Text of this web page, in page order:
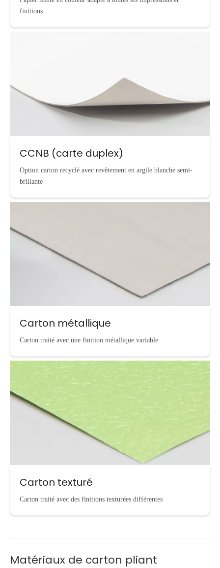
finitions
CCNB (carte duplex)
Option carton recyclé avec revêtement en argile blanche semi-
brillante
Carton métallique
Carton traité avec une finition métallique variable
Carton texturé
Carton traité avec des finitions texturées différentes
Matériaux de carton pliant